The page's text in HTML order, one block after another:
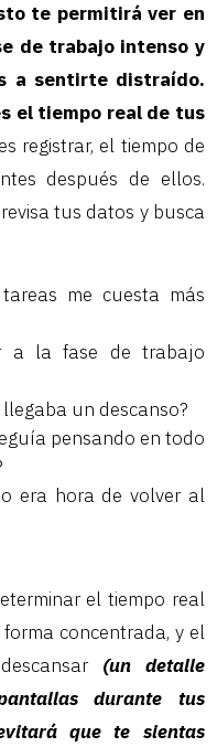
te permitirá ver en
de trabajo intenso y
a sentirte distraído.
el tiempo real de tus
registrar, el tiempo de
después de ellos.
tus datos y busca
me cuesta más
a la fase de trabajo
un descanso?
pensando en todo
era hora de volver al
el tiempo real
concentrada, y el
(un detalle
durante tus
que te sientas